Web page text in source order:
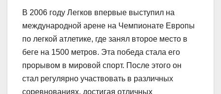
В 2006 году Легков впервые выступил на
международной арене на Чемпионате Европы
по легкой атлетике, где занял второе место в
беге на 1500 метров. Эта победа стала его
прорывом в мировой спорт. После этого он
стал регулярно участвовать в различных
соревнованиях, достигая отличных